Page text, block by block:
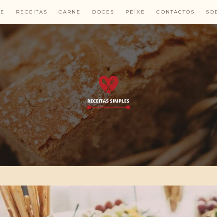
RECEITAS CARNE DOCES PEIXE CONTACTOS